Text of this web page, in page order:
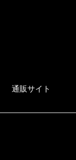
通販サイト